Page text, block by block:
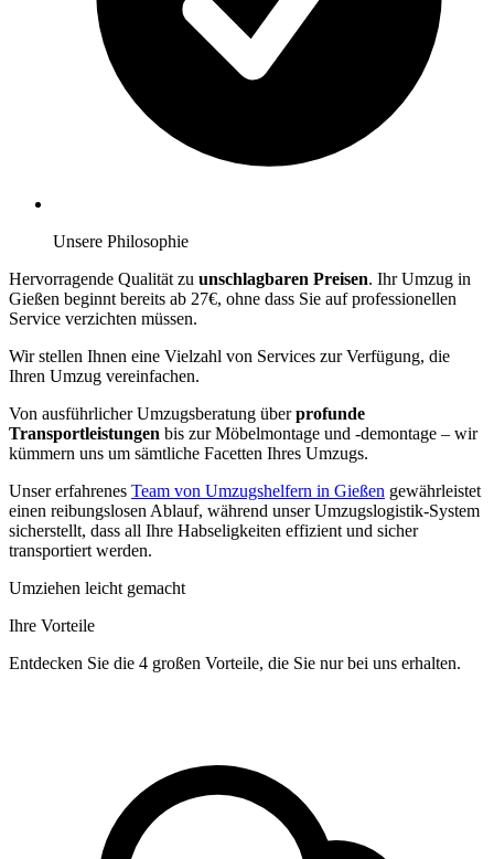
Unsere Philosophie
Hervorragende Qualität zu unschlagbaren Preisen. Ihr Umzug in
Gießen beginnt bereits ab 27€, ohne dass Sie auf professionellen
Service verzichten müssen.
Wir stellen Ihnen eine Vielzahl von Services zur Verfügung, die
Ihren Umzug vereinfachen.
Von ausführlicher Umzugsberatung überprofunde
Transportleistungen bis zur Möbelmontage und -demontage – wir
kümmern uns um sämtliche Facetten Ihres Umzugs.
Unser erfahrenes Team von Umzugshelfern in Gießen gewährleistet
einen reibungslosen Ablauf, während unser Umzugslogistik-System
sicherstellt, dass all Ihre Habseligkeiten effizient und sicher
transportiert werden.
Umziehen leicht gemacht
Ihre Vorteile
Entdecken Sie die 4 großen Vorteile, die Sie nur bei uns erhalten.